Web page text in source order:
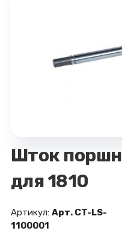
Шток
для 1810
Артикул: Арт. CT-LS-
1100001